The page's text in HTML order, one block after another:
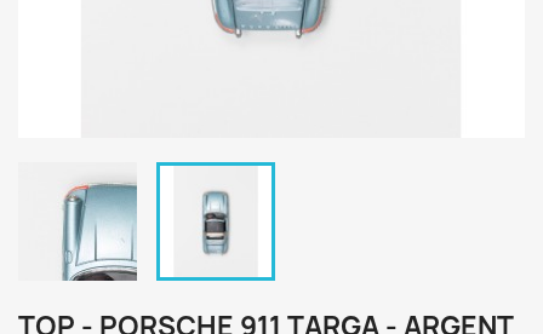
TOP - PORSCHE 911 TARGA - ARGENT